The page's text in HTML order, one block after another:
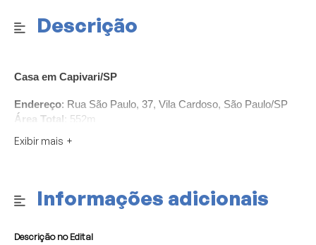
Descrição
Casa em Capivari/SP
Endereço: Rua São Paulo, 37, Vila Cardoso, São Paulo/SP
Área Total : 552m
Exibir mais
Informações adicionais
Descrição no Edital